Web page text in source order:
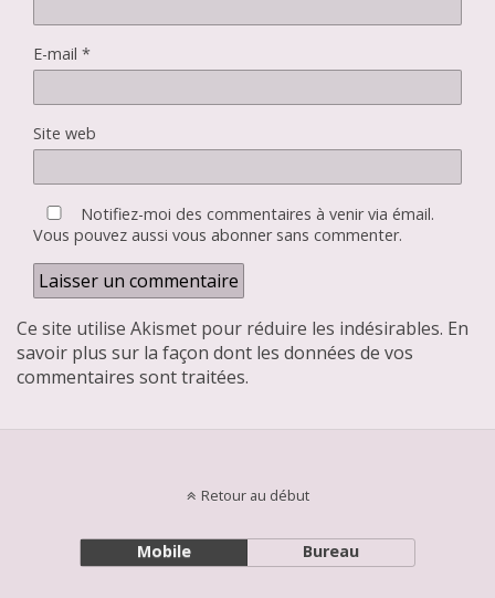
E-mail *
Site web
Notifiez-moi des commentaires à venir via émail.
Vous pouvez aussi vous abonnersans commenter.
Ce site utilise Akismet pour réduire les indésirables. En
savoir plus sur la façon dont les données de vos
commentaires sont traitées.
Retour au début
Mobile Bureau